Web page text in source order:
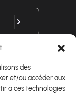
des
et/ou accéder aux
à ces technologies